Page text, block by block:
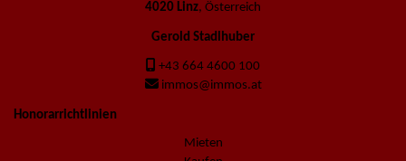
4020 Linz, Österreich
Gerold Stadlhuber
+43 664 4600 100
immos@immos.at
Honorarrichtlinien
Mieten